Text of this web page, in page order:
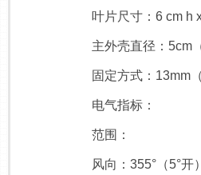
叶片尺寸：6 cm h x
主外壳直径：5cm（
固定方式：13mm（
电气指标：
范围：
风向：355°（5°开）